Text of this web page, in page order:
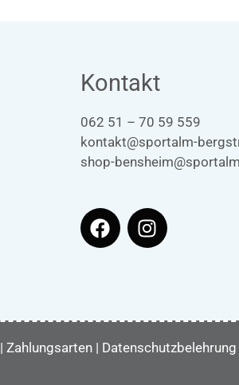
Kontakt
062 51 – 70 59 559
kontakt@sportalm-
shop-
| Zahlungsarten | Datenschutzbelehrung